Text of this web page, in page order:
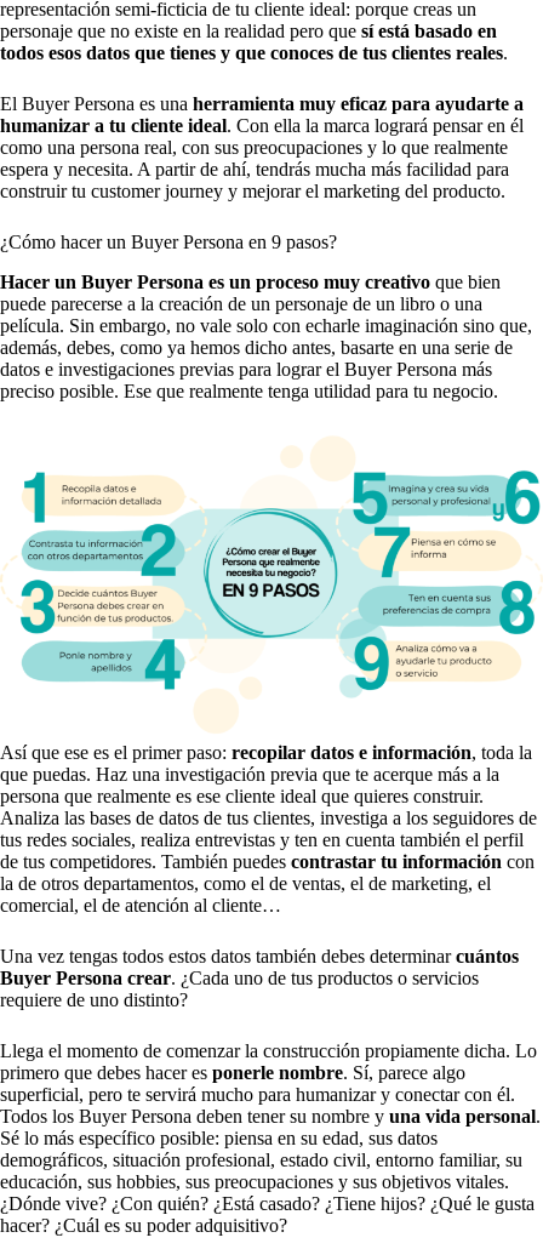
representación semi-ficticia de tu cliente ideal: porque creas un
personaje que no existe en la realidad pero que sí está basado en
todos esos datos que tienes y que conoces de tus clientes reales.
El Buyer Persona es una herramienta muy eficaz para ayudarte a
humanizar a tu cliente ideal. Con ella la marca logrará pensar en él
como una persona real, con sus preocupaciones y lo que realmente
espera y necesita. A partir de ahí, tendrás mucha más facilidad para
construir tu customer journey y mejorar el marketing del producto.
¿Cómo hacer un Buyer Persona en 9 pasos?
Hacer un Buyer Persona es un proceso muy creativo que bien
puede parecerse a la creación de un personaje de un libro o una
película. Sin embargo, no vale solo con echarle imaginación sino que,
además, debes, como ya hemos dicho antes, basarte en una serie de
datos e investigaciones previas para lograr el Buyer Persona más
preciso posible. Ese que realmente tenga utilidad para tu negocio.
Así que ese es el primer paso: recopilar datos e información, toda la
que puedas. Haz una investigación previa que te acerque más a la
persona que realmente es ese cliente ideal que quieres construir.
Analiza las bases de datos de tus clientes, investiga a los seguidores de
tus redes sociales, realiza entrevistas y ten en cuenta también el perfil
de tus competidores. También puedes contrastar tu información con
la de otros departamentos, como el de ventas, el de marketing, el
comercial, el de atención al cliente…
Una vez tengas todos estos datos también debes determinarcuántos
Buyer Persona crear. ¿Cada uno de tus productos o servicios
requiere de uno distinto?
Llega el momento de comenzar la construcción propiamente dicha. Lo
primero que debes hacer es ponerle nombre. Sí, parece algo
superficial, pero te servirá mucho para humanizar y conectar con él.
Todos los Buyer Persona deben tener su nombre y una vida personal.
Sé lo más específico posible: piensa en su edad, sus datos
demográficos, situación profesional, estado civil, entorno familiar, su
educación, sus hobbies, sus preocupaciones y sus objetivos vitales.
¿Dónde vive? ¿Con quién? ¿Está casado? ¿Tiene hijos? ¿Qué le gusta
hacer? ¿Cuál es su poder adquisitivo?